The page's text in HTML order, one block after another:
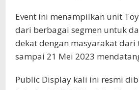
Event ini menampilkan unit
dari berbagai segmen untuk
dekat dengan masyarakat dari
sampai 21 Mei 2023
Public Display kali ini resmi